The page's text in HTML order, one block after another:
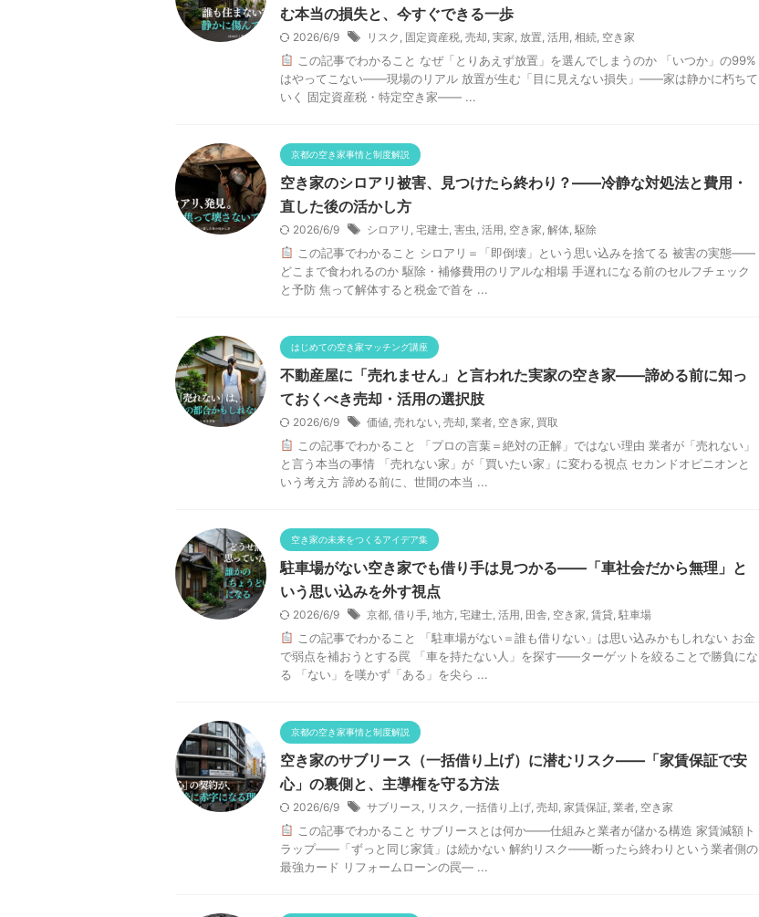
む本当の損失と、今すぐできる一歩
2026/6/9 リスク 固定資産税 売却 実家 放置 活用 相続 空き家
この記事でわかること なぜ「とりあえず放置」を選んでしまうのか 「いつか」の99%
はやってこない——現場のリアル 放置が生む「目に見えない損失」——家は静かに朽ちて
いく 固定資産税・特定空き家—— ...
京都の空き家事情と制度解説
空き家のシロアリ被害、見つけたら終わり？——冷静な対処法と費用・
直した後の活かし方
2026/6/9 シロアリ 宅建士 害虫 活用 空き家 解体 駆除
この記事でわかること シロアリ＝「即倒壊」という思い込みを捨てる 被害の実態——
どこまで食われるのか 駆除・補修費用のリアルな相場 手遅れになる前のセルフチェック
と予防 焦って解体すると税金で首を ...
はじめての空き家マッチング講座
不動産屋に「売れません」と言われた実家の空き家——諦める前に知っ
ておくべき売却・活用の選択肢
2026/6/9 価値 売れない 売却 業者 空き家 買取
この記事でわかること 「プロの言葉＝絶対の正解」ではない理由 業者が「売れない」
と言う本当の事情 「売れない家」が「買いたい家」に変わる視点 セカンドオピニオンと
いう考え方 諦める前に、世間の本当 ...
空き家の未来をつくるアイデア集
駐車場がない空き家でも借り手は見つかる——「車社会だから無理」と
いう思い込みを外す視点
2026/6/9 京都 借り手 地方 宅建士 活用 田舎 空き家 賃貸 駐車場
この記事でわかること 「駐車場がない＝誰も借りない」は思い込みかもしれない お金
で弱点を補おうとする罠 「車を持たない人」を探す——ターゲットを絞ることで勝負にな
る 「ない」を嘆かず「ある」を尖ら ...
京都の空き家事情と制度解説
空き家のサブリース（一括借り上げ）に潜むリスク——「家賃保証で安
心」の裏側と、主導権を守る方法
2026/6/9 サブリース リスク 一括借り上げ 売却 家賃保証 業者 空き家
この記事でわかること サブリースとは何か——仕組みと業者が儲かる構造 家賃減額ト
ラップ——「ずっと同じ家賃」は続かない 解約リスク——断ったら終わりという業者側の
最強カード リフォームローンの罠— ...